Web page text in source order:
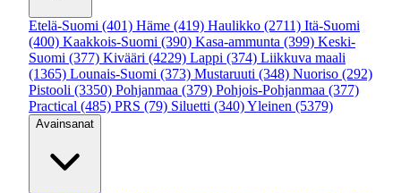
Etelä-Suomi (401) Häme (419) Haulikko (2711) Itä-Suomi
(400) Kaakkois-Suomi (390) Kasa-ammunta (399) Keski-
Suomi (377) Kivääri (4229) Lappi (374) Liikkuva maali
(1365) Lounais-Suomi (373) Mustaruuti (348) Nuoriso (292)
Pistooli (3350) Pohjanmaa (379) Pohjois-Pohjanmaa (377)
Practical (485) PRS (79) Siluetti (340)Yleinen (5379)
Avainsanat